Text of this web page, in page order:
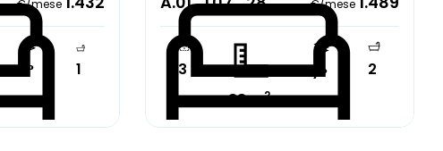
€/mese
1° 1
€/mese
3
88 m2
7° 2